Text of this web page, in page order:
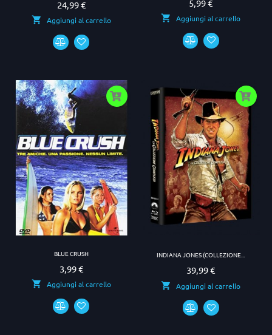
Prezzo
24,99 €
Aggiungi al carrello
Prezzo
5,99 €
Aggiungi al carrello
BLUE CRUSH
Prezzo
3,99 €
Aggiungi al carrello
INDIANA JONES (COLLEZIONE...
Prezzo
39,99 €
Aggiungi al carrello